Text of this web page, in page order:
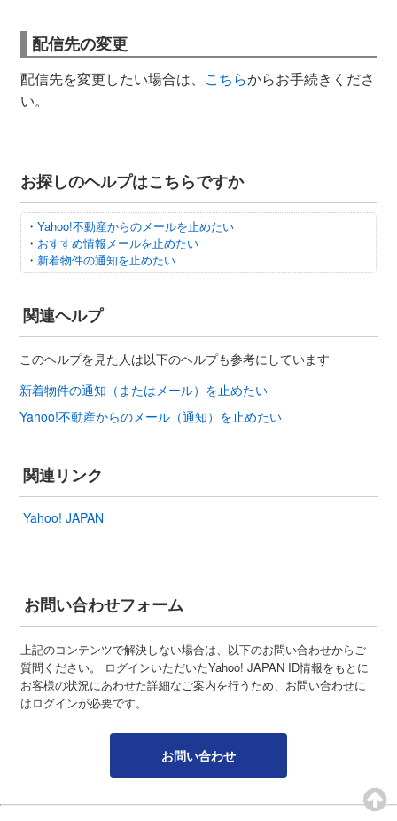
配信先の変更
配信先を変更したい場合は、 こちらからお手続きくださ
い。
お探しのヘルプはこちらですか
・ Yahoo!不動産からのメールを止めたい
・ おすすめ情報メールを止めたい
・ 新着物件の通知を止めたい
関連ヘルプ
このヘルプを見た人は以下のヘルプも参考にしています
新着物件の通知（またはメール）を止めたい
Yahoo!不動産からのメール（通知）を止めたい
関連リンク
Yahoo! JAPAN
お問い合わせフォーム
上記のコンテンツで解決しない場合は、以下のお問い合わせからご
質問ください。 ログインいただいたYahoo! JAPAN ID情報をもとに
お客様の状況にあわせた詳細なご案内を行うため、お問い合わせに
はログインが必要です。
お問い合わせ